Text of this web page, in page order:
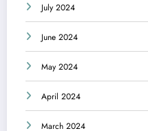
July 2024
June 2024
May 2024
April 2024
March 2024